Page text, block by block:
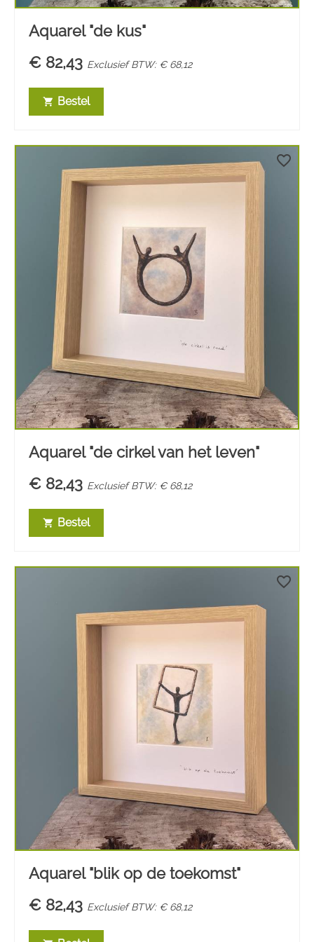
Aquarel "de kus"
€ 82,43 Exclusief BTW: € 68,12
shopping_cart Bestel
favorite_border
Aquarel "de cirkel van het leven"
€ 82,43 Exclusief BTW: € 68,12
shopping_cart Bestel
favorite_border
Aquarel "blik op de toekomst"
€ 82,43 Exclusief BTW: € 68,12